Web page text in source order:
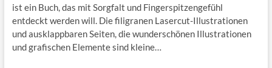
ist ein Buch, das mit Sorgfalt und Fingerspitzengefühl
entdeckt werden will. Die filigranen Lasercut-Illustrationen
und ausklappbaren Seiten, die wunderschönen Illustrationen
und grafischen Elemente sind kleine…